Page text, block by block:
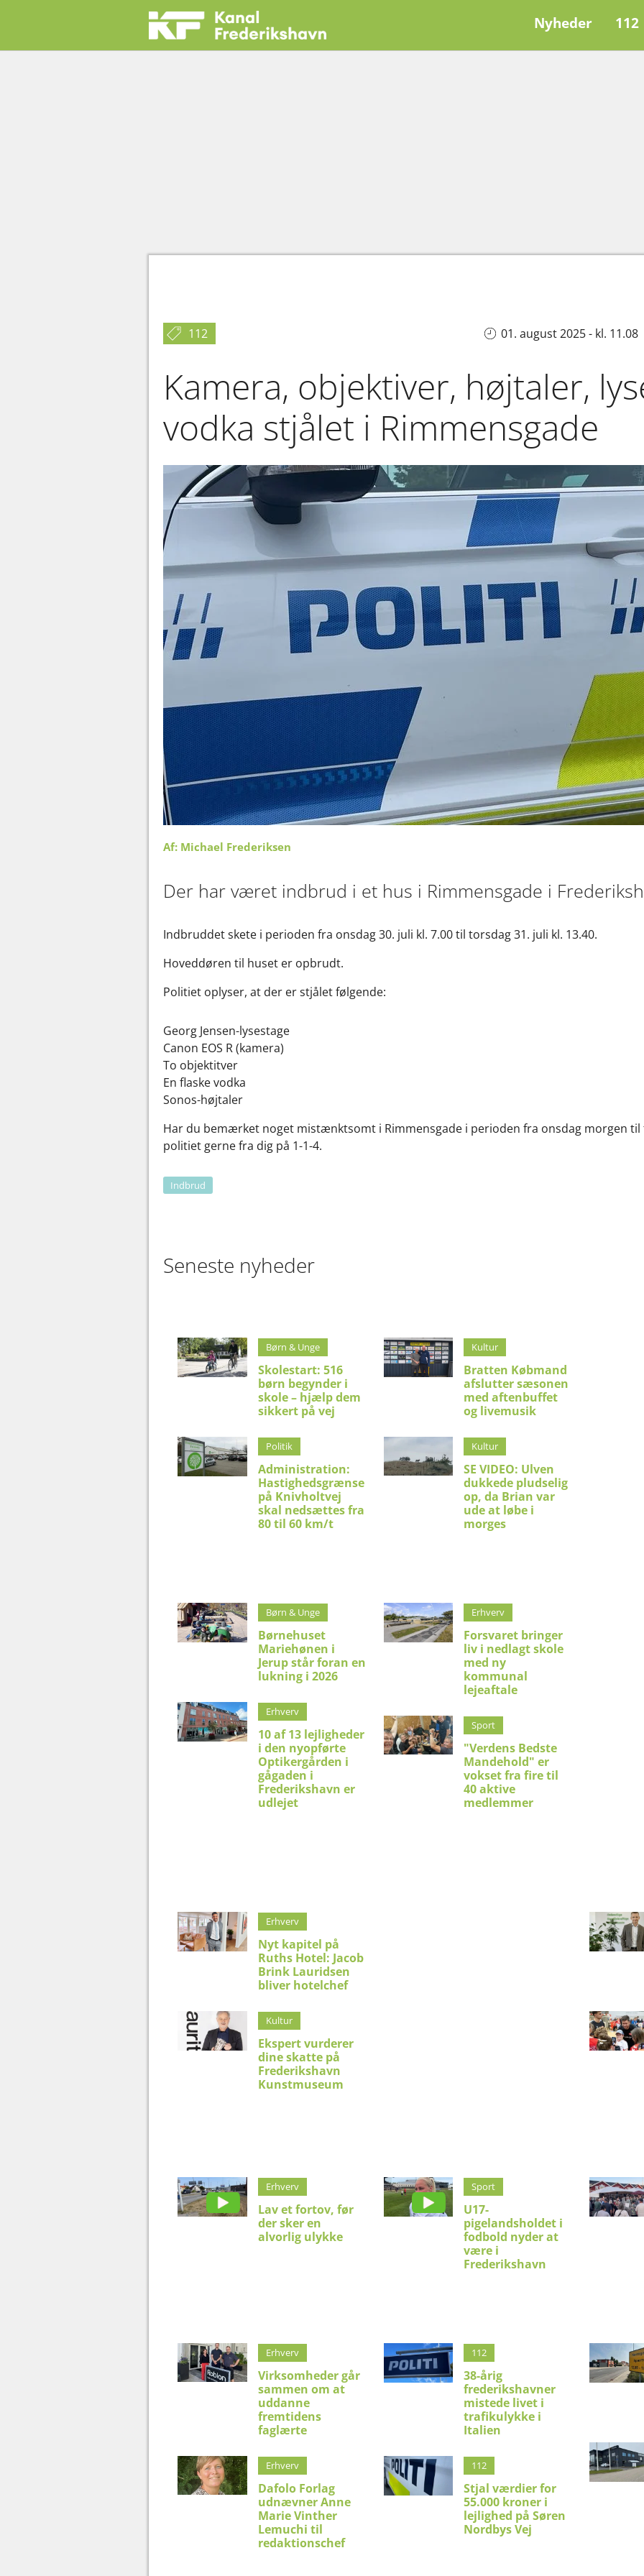
Nyheder 112
112 01. august 2025 - kl. 11.08
Kamera, objektiver, højtaler,
vodka stjålet i Rimmensgade
Af: Michael Frederiksen
Der har været indbrud i et hus i Rimmensgade i
Indbruddet skete i perioden fra onsdag 30. juli kl. 7.00 til torsdag 31. juli kl. 13.40.
Hoveddøren til huset er opbrudt.
Politiet oplyser, at der er stjålet følgende:
Georg Jensen-lysestage
Canon EOS R (kamera)
To objektitver
En flaske vodka
Sonos-højtaler
Har du bemærket noget mistænktsomt i Rimmensgade i perioden fra onsdag morgen
politiet gerne fra dig på 1-1-4.
Indbrud
Seneste nyheder
Børn & Unge
Skolestart: 516
børn begynder i
skole – hjælp dem
sikkert på vej
Politik
Administration:
Hastighedsgrænse
på Knivholtvej
skal nedsættes fra
80 til 60 km/t
Børn & Unge
Børnehuset
Mariehønen i
Jerup står foran en
lukning i 2026
Erhverv
10 af 13 lejligheder
i den nyopførte
Optikergården i
gågaden i
Frederikshavn er
udlejet
Kultur
Bratten Købmand
afslutter sæsonen
med aftenbuffet
og livemusik
Kultur
SE VIDEO: Ulven
dukkede pludselig
op, da Brian var
ude at løbe i
morges
Erhverv
Forsvaret bringer
liv i nedlagt skole
med ny
kommunal
lejeaftale
Sport
"Verdens Bedste
Mandehold" er
vokset fra fire til
40 aktive
medlemmer
Erhverv
Nyt kapitel på
Ruths Hotel: Jacob
Brink Lauridsen
bliver hotelchef
Kultur
Ekspert vurderer
dine skatte på
Frederikshavn
Kunstmuseum
Erhverv
Lav et fortov, før
der sker en
alvorlig ulykke
Sport
U17-
pigelandsholdet i
fodbold nyder at
være i
Frederikshavn
Erhverv
Virksomheder går
sammen om at
uddanne
fremtidens
faglærte
Erhverv
Dafolo Forlag
udnævner Anne
Marie Vinther
Lemuchi til
redaktionschef
112
38-årig
frederikshavner
mistede livet i
trafikulykke i
Italien
112
Stjal værdier for
55.000 kroner i
lejlighed på Søren
Nordbys Vej